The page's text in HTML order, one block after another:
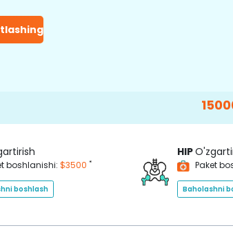
boshlanishi: $3500 *
boshlash
HIP
Paket
Baholashni